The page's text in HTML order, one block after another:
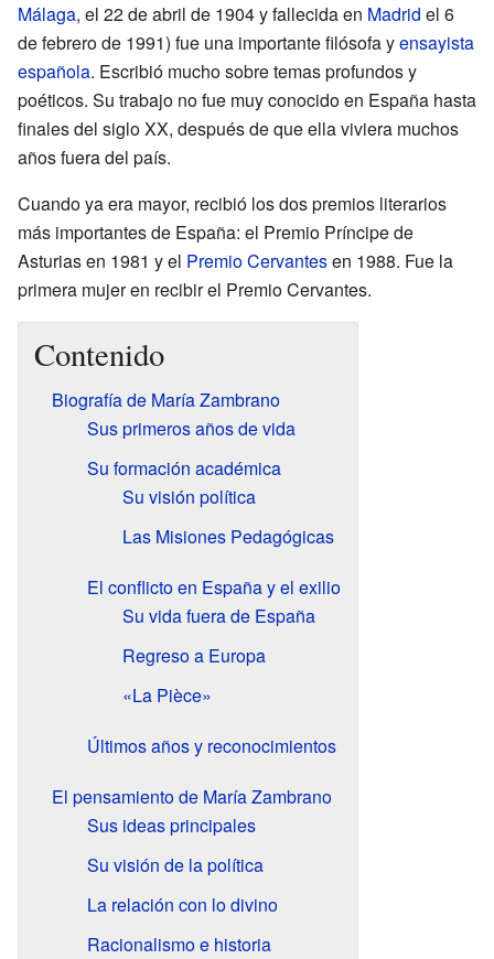
Málaga, el 22 de abril de 1904 y fallecida en Madrid el 6
de febrero de 1991) fue una importante filósofa yensayista
española. Escribió mucho sobre temas profundos y
poéticos. Su trabajo no fue muy conocido en España hasta
finales del siglo XX, después de que ella viviera muchos
años fuera del país.
Cuando ya era mayor, recibió los dos premios literarios
más importantes de España: el Premio Príncipe de
Asturias en 1981 y el Premio Cervantesen 1988. Fue la
primera mujer en recibir el Premio Cervantes.
Contenido
Biografía de María Zambrano
Sus primeros años de vida
Su formación académica
Su visión política
Las Misiones Pedagógicas
El conflicto en España y el exilio
Su vida fuera de España
Regreso a Europa
«La Pièce»
Últimos años y reconocimientos
El pensamiento de María Zambrano
Sus ideas principales
Su visión de la política
La relación con lo divino
Racionalismo e historia